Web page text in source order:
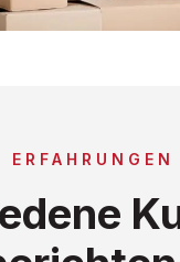
ERFAHRUNGEN